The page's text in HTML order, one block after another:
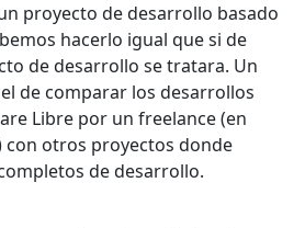
proyecto de desarrollo basado
hacerlo igual que si de
de desarrollo se tratara. Un
de comparar los desarrollos
Libre por un freelance (en
con otros proyectos donde
de desarrollo.